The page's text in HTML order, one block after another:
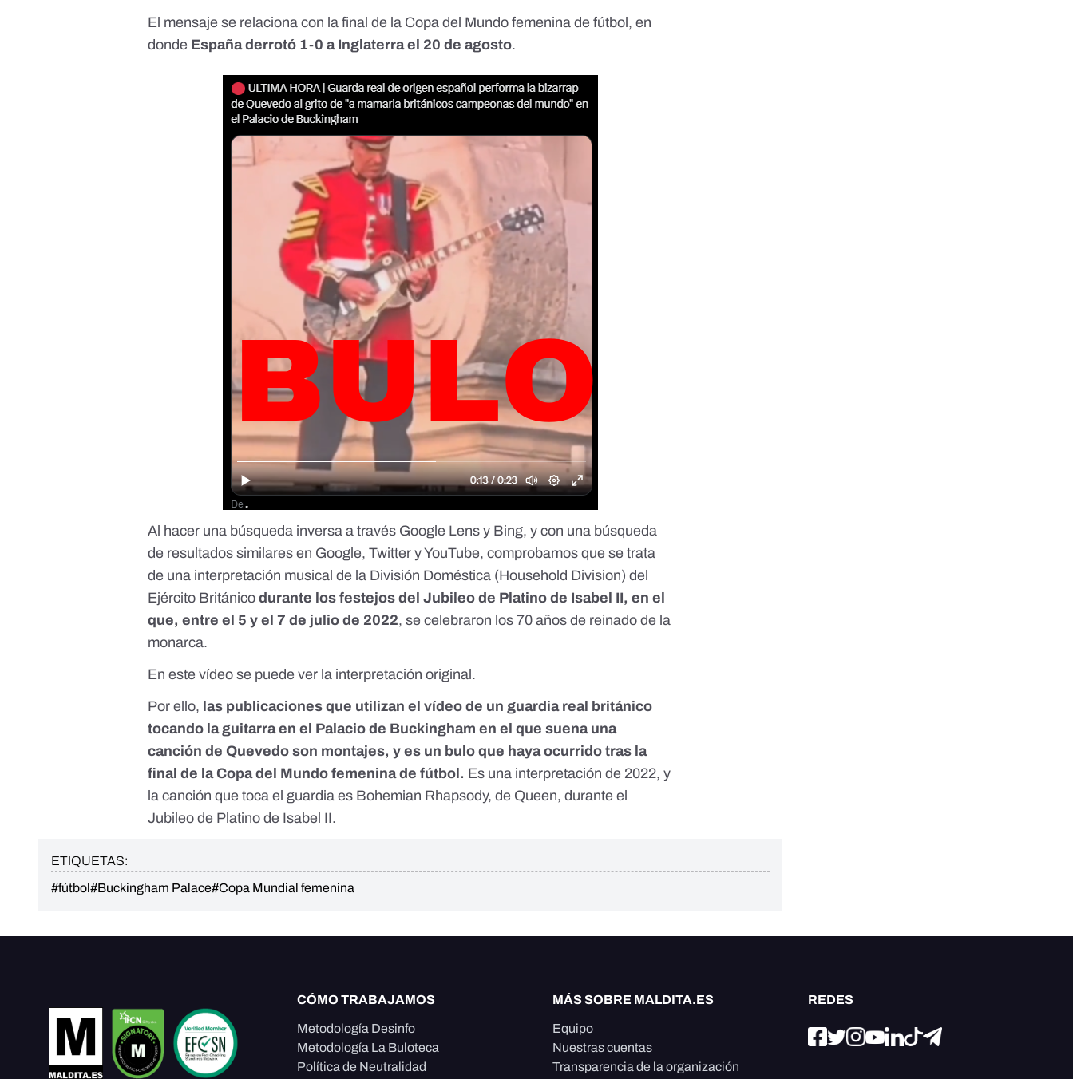
El mensaje se relaciona con la final de la Copa del Mundo femenina de fútbol , en
donde España derrotó 1-0 a Inglaterra el 20 de agosto.
Al hacer una búsqueda inversa a través Google Lens y Bing, y con una búsqueda
de resultados similares en Google, Twitter y YouTube, comprobamos que se trata
de una interpretación musical de la División Doméstica (Household Division) del
Ejército Británico durante los festejos del Jubileo de Platino de Isabel II, en el
que, entre el 5 y el 7 de julio de 2022, se celebraron los 70 años de reinado de la
monarca.
Eneste vídeo se puede ver la interpretación original.
Por ello, las publicaciones que utilizan el vídeo de un guardia real británico
tocando la guitarra en el Palacio de Buckingham en el que suena una
canción de Quevedo son montajes, y es un bulo que haya ocurrido tras la
final de la Copa del Mundo femenina de fútbol. Es una interpretación de 2022, y
la canción que toca el guardia es Bohemian Rhapsody, de Queen, durante el
Jubileo de Platino de Isabel II.
ETIQUETAS:
#fútbol#Buckingham Palace#Copa Mundial femenina
CÓMO TRABAJAMOS
Metodología Desinfo
Metodología La Buloteca
Política de Neutralidad
MÁS SOBRE MALDITA.ES
Equipo
Nuestras cuentas
Transparencia de la organización
REDES